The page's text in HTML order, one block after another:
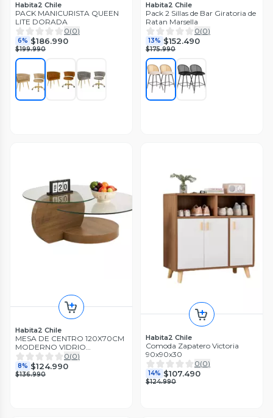
Habita2 Chile
PACK MANICURISTA QUEEN
LITE DORADA
0(0)
6% $186.990
$199.990
Habita2 Chile
Pack 2 Sillas de Bar Giratoria de
Ratan Marsella
0(0)
13% $152.490
$175.990
Habita2 Chile
MESA DE CENTRO 120X70CM
MODERNO VIDRIO
REDONDO 3 NIVELES GLASSY
0(0)
8% $124.990
$136.990
Habita2 Chile
Comoda Zapatero Victoria
90x90x30
0(0)
14% $107.490
$124.990